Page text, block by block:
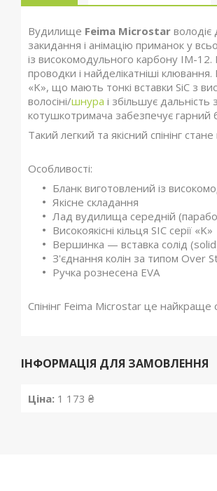
Вудилище Feima Microstar
закидання і анімацію приманок у
із високомодульного карбону IM-12.
проводки і найделікатніші
«K», що мають тонкі вставки SiC з
волосіні/шнура і збільшує
котушкотримача забезпечує
Такий легкий та якісний спінінг
Особливості:
Бланк виготовлений із
Якісне складання
Лад вудилища середній
Високоякісні кільця SIC серії «K»
Вершинка — вставка солід
З'єднання колін за типом Over
Ручка рознесена EVA
Спінінг Feima Microstar це найкраще
ІНФОРМАЦІЯ ДЛЯ ЗАМОВЛЕННЯ
Ціна: 1 173 ₴